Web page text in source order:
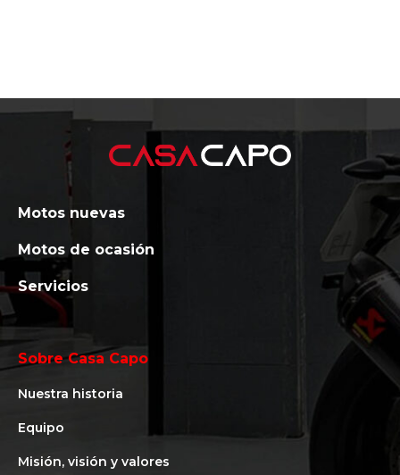
Motos nuevas
Motos de ocasión
Servicios
Sobre Casa Capo
Nuestra historia
Equipo
Misión, visión y valores